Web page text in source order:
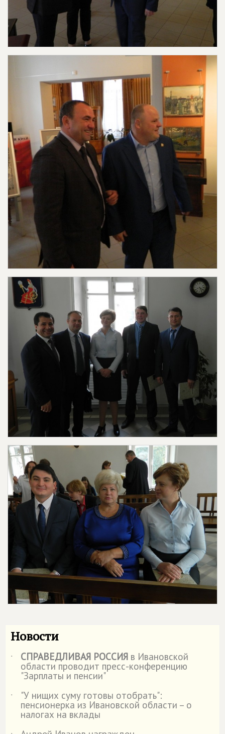
Новости
˙ СПРАВЕДЛИВАЯ РОССИЯ в Ивановской
области проводит пресс-конференцию
"Зарплаты и пенсии"
˙
"У нищих суму готовы отобрать":
пенсионерка из Ивановской области – о
налогах на вклады